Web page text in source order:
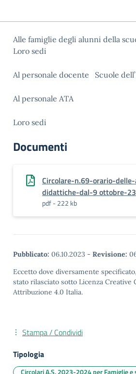
Alle famiglie degli alunni della
Loro sedi
Al personale docente Scuole
Al personale ATA
Loro sedi
Documenti
Circolare-n.69-orario-
didattiche-dal-9 ottobre-23
pdf - 222 kb
Pubblicato: 06.10.2023 - Revisione:
Eccetto dove diversamente
stato rilasciato sotto Licenza Creative
Attribuzione 4.0 Italia.
Stampa / Condividi
Tipologia
Circolari A.S. 2023-2024 per Famiglie